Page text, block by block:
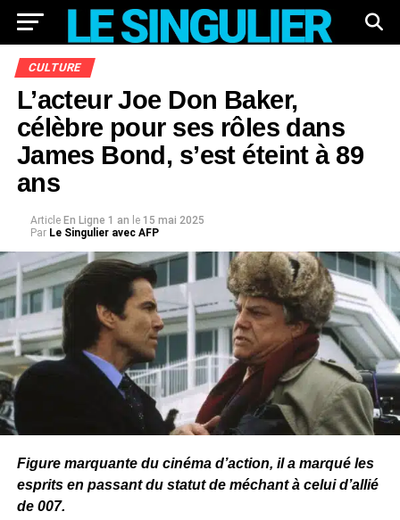
CULTURE
L’acteur Joe Don Baker,
célèbre pour ses rôles dans
James Bond, s’est éteint à 89
ans
Article En Ligne 1 an le 15 mai 2025
Par Le Singulier avec AFP
Figure marquante du cinéma d’action, il a marqué les
esprits en passant du statut de méchant à celui d’allié
de 007.